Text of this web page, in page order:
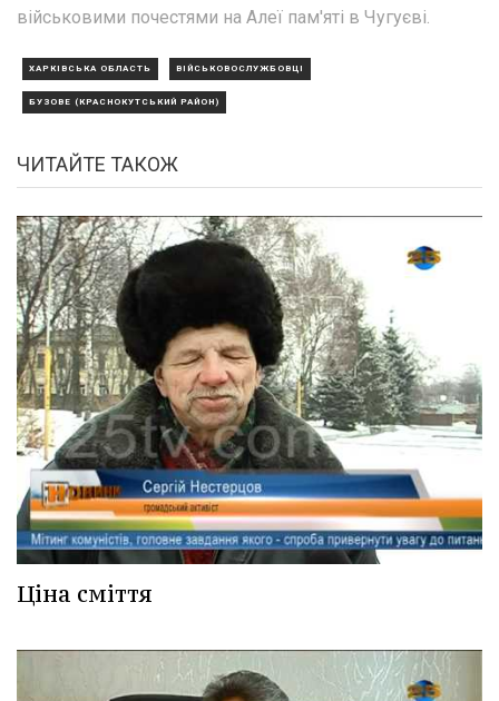
військовими почестями на Алеї пам'яті в Чугуєві.
ХАРКІВСЬКА ОБЛАСТЬ ВІЙСЬКОВОСЛУЖБОВЦІ
БУЗОВЕ (КРАСНОКУТСЬКИЙ РАЙОН)
ЧИТАЙТЕ ТАКОЖ
Ціна сміття